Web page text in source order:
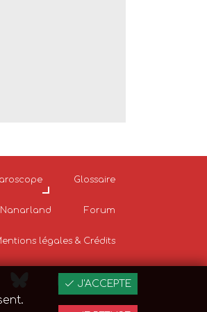
Glossaire
Forum
légales & Crédits
J'ACCEPTE